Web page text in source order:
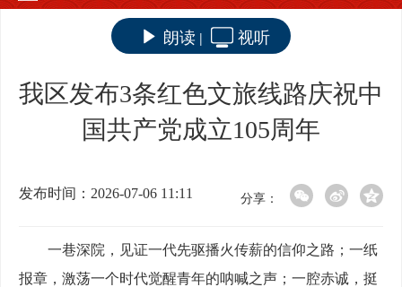
朗读 | 视听
我区发布3条红色文旅线路庆祝中
国共产党成立105周年
发布时间：2026-07-06 11:11 分享：
一巷深院，见证一代先驱播火传薪的信仰之路；一纸
报章，激荡一个时代觉醒青年的呐喊之声；一腔赤诚，挺